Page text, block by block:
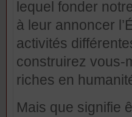
lequel fonder
à leur annoncer
activités
construirez vous-
riches en
Mais que signifie